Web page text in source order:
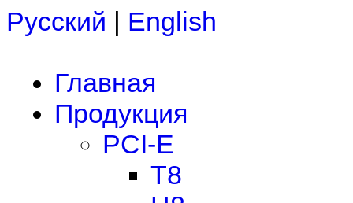
Русский | English
Главная
Продукция
PCI-E
T8